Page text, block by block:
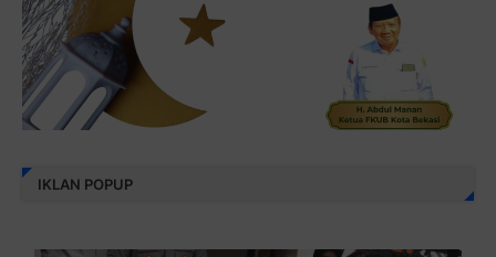
IKLAN POPUP